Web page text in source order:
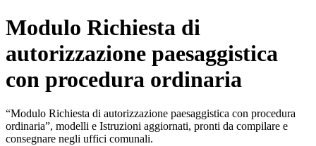
Modulo Richiesta di
autorizzazione paesaggistica
con procedura ordinaria
“Modulo Richiesta di autorizzazione paesaggistica con procedura
ordinaria”, modelli e Istruzioni aggiornati, pronti da compilare e
consegnare negli uffici comunali.